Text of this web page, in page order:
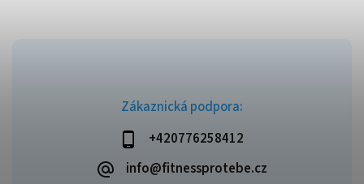
Zákaznická podpora:
+420776258412
info@fitnessprotebe.cz